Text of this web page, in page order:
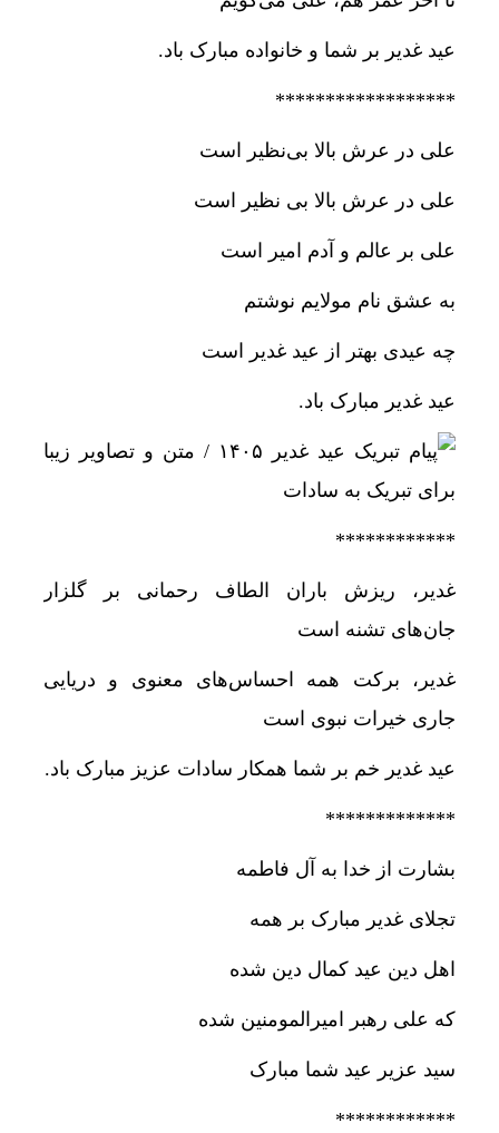
عید غدیر بر شما و خانواده مبارک باد.
******************
علی در عرش بالا بی‌نظیر است
علی در عرش بالا بی نظیر است
علی بر عالم و آدم امیر است
به عشق نام مولایم نوشتم
چه عیدی بهتر از عید غدیر است
عید غدیر مبارک باد.
************
غدیر، ریزش باران الطاف رحمانی بر گلزار
جان‌های تشنه است
غدیر، برکت همه احساس‌های معنوی و دریایی
جاری خیرات نبوی است
عید غدیر خم بر شما همکار سادات عزیز مبارک باد.
*************
بشارت از خدا به آل فاطمه
تجلای غدیر مبارک بر همه
اهل دین عید کمال دین شده
که علی رهبر امیرالمومنین شده
سید عزیر عید شما مبارک
************